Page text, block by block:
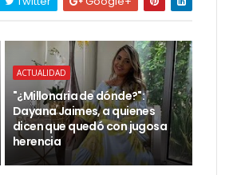
ACTUALIDAD
"¿Millonaria de dónde?":
Dayana Jaimes, a quienes
dicen que quedó con jugosa
herencia